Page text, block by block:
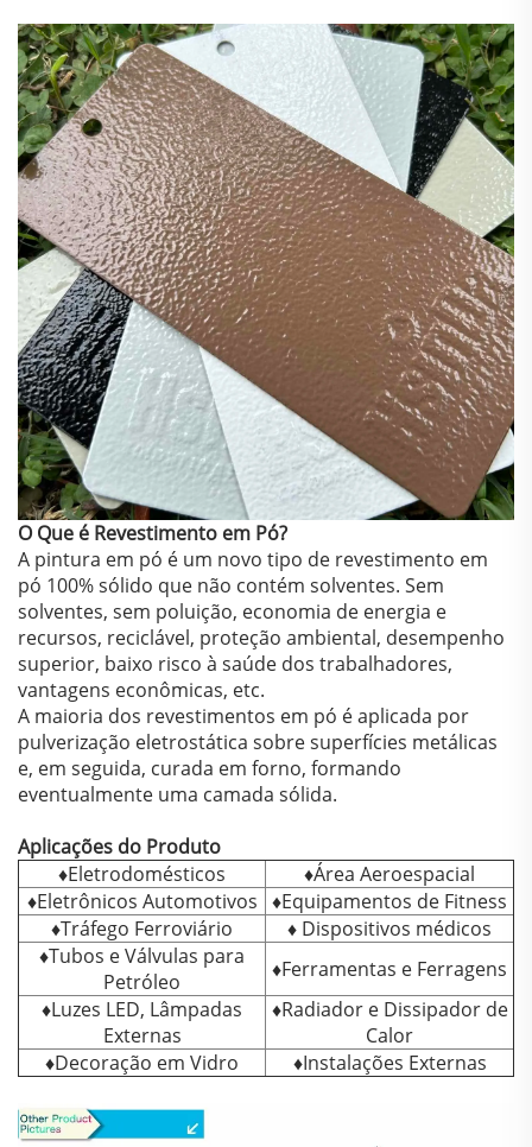
O Que é Revestimento em Pó?
A pintura em pó é um novo tipo de revestimento em
pó 100% sólido que não contém solventes. Sem
solventes, sem poluição, economia de energia e
recursos, reciclável, proteção ambiental, desempenho
superior, baixo risco à saúde dos trabalhadores,
vantagens econômicas, etc.
A maioria dos revestimentos em pó é aplicada por
pulverização eletrostática sobre superfícies metálicas
e, em seguida, curada em forno, formando
eventualmente uma camada sólida.
Aplicações do Produto
♦Eletrodomésticos
♦Área Aeroespacial
♦Eletrônicos Automotivos ♦Equipamentos de Fitness
♦Tráfego Ferroviário
♦ Dispositivos médicos
♦Tubos e Válvulas para
Petróleo
♦Ferramentas e Ferragens
♦Luzes LED, Lâmpadas
Externas
♦Radiador e Dissipador de
Calor
♦Decoração em Vidro
♦Instalações Externas